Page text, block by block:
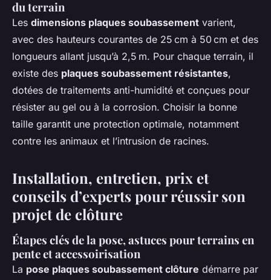
du terrain
Les dimensions plaques soubassement varient,
avec des hauteurs courantes de 25 cm à 50 cm et des
longueurs allant jusqu’à 2,5 m. Pour chaque terrain, il
existe des plaques soubassement résistantes,
dotées de traitements anti-humidité et conçues pour
résister au gel ou à la corrosion. Choisir la bonne
taille garantit une protection optimale, notamment
contre les animaux et l’intrusion de racines.
Installation, entretien, prix et
conseils d’experts pour réussir son
projet de clôture
Étapes clés de la pose, astuces pour terrains en
pente et accessoirisation
La pose plaques soubassement clôture démarre par